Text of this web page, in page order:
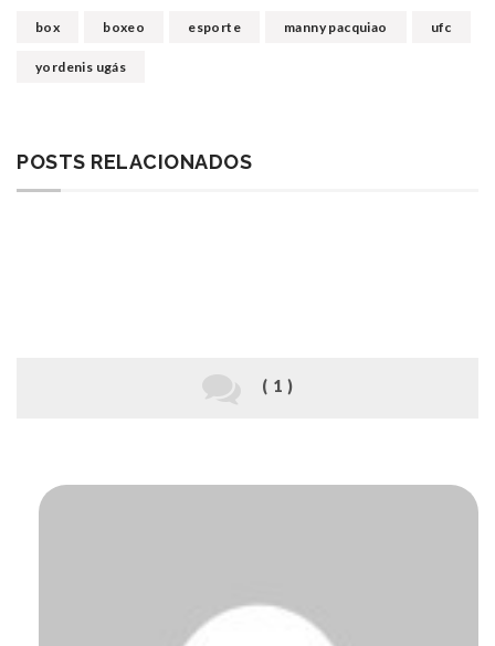
box boxeo esporte manny pacquiao ufc
yordenis ugás
POSTS RELACIONADOS
( 1 )